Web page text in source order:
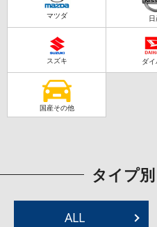
マツダ
スズキ ダ
国産その他
タイプ
ALL